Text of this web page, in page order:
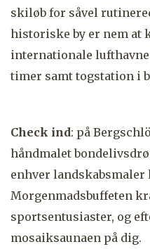
skiløb for såvel
historiske by er nem at
internationale
timer samt togstation i
Check ind: på
håndmalet
enhver
Morgenmadsbuffeten
sportsentusiaster, og
mosaiksaunaen på dig.